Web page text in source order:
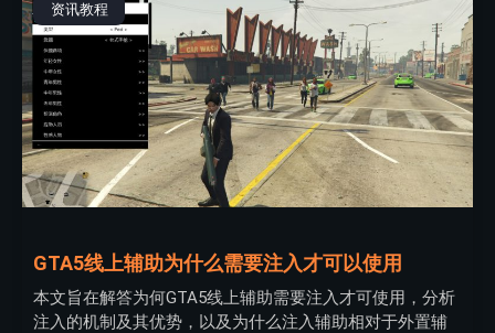
资讯教程
GTA5线上辅助为什么需要注入才可以使用
本文旨在解答为何GTA5线上辅助需要注入才可使用，分析
注入的机制及其优势，以及为什么注入辅助相对于外置辅